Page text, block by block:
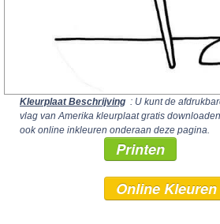
Kleurplaat Beschrijving : U kunt de
vlag van Amerika kleurplaat gratis
ook online inkleuren onderaan deze pagina.
Printen
Online Kleuren